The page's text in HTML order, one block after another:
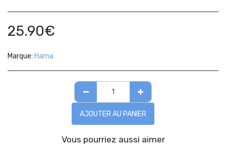
25.90€
Marque: Hama
AJOUTER AU PANIER
Vous pourriez aussi aimer